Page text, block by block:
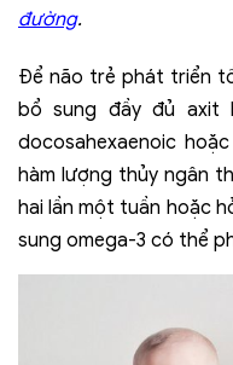
đường.
Để não trẻ phát triển
bổ sung đầy đủ axit
docosahexaenoic
hàm lượng thủy ngân
hai lần một tuần hoặc
sung omega-3 có thể